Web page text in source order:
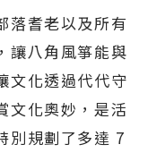
落耆老以及所有
讓八角風箏能與
文化透過代代守
文化奧妙，是活
別規劃了多達 7